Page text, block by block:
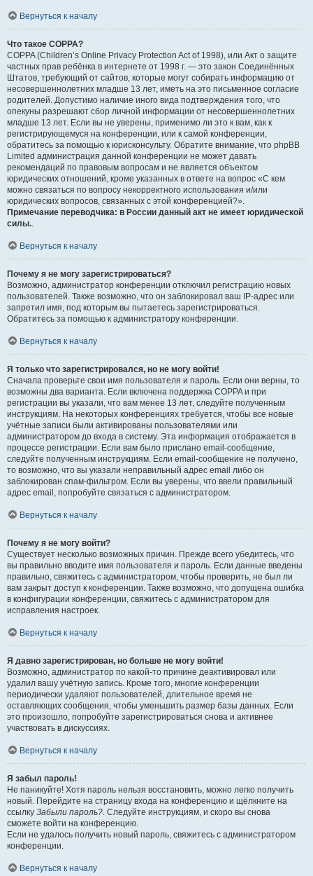
Вернуться к началу
Что такое COPPA?
COPPA (Children’s Online Privacy Protection Act of 1998), или Акт о защите
частных прав ребёнка в интернете от 1998 г. — это закон Соединённых
Штатов, требующий от сайтов, которые могут собирать информацию от
несовершеннолетних младше 13 лет, иметь на это письменное согласие
родителей. Допустимо наличие иного вида подтверждения того, что
опекуны разрешают сбор личной информации от несовершеннолетних
младше 13 лет. Если вы не уверены, применимо ли это к вам, как к
регистрирующемуся на конференции, или к самой конференции,
обратитесь за помощью к юрисконсульту. Обратите внимание, что phpBB
Limited администрация данной конференции не может давать
рекомендаций по правовым вопросам и не является объектом
юридических отношений, кроме указанных в ответе на вопрос «С кем
можно связаться по вопросу некорректного использования и/или
юридических вопросов, связанных с этой конференцией?».
Примечание переводчика: в России данный акт не имеет юридической
силы..
Вернуться к началу
Почему я не могу зарегистрироваться?
Возможно, администратор конференции отключил регистрацию новых
пользователей. Также возможно, что он заблокировал ваш IP-адрес или
запретил имя, под которым вы пытаетесь зарегистрироваться.
Обратитесь за помощью к администратору конференции.
Вернуться к началу
Я только что зарегистрировался, но не могу войти!
Сначала проверьте свои имя пользователя и пароль. Если они верны, то
возможны два варианта. Если включена поддержка COPPA и при
регистрации вы указали, что вам менее 13 лет, следуйте полученным
инструкциям. На некоторых конференциях требуется, чтобы все новые
учётные записи были активированы пользователями или
администратором до входа в систему. Эта информация отображается в
процессе регистрации. Если вам было прислано email-сообщение,
следуйте полученным инструкциям. Если email-сообщение не получено,
то возможно, что вы указали неправильный адрес email либо он
заблокирован спам-фильтром. Если вы уверены, что ввели правильный
адрес email, попробуйте связаться с администратором.
Вернуться к началу
Почему я не могу войти?
Существует несколько возможных причин. Прежде всего убедитесь, что
вы правильно вводите имя пользователя и пароль. Если данные введены
правильно, свяжитесь с администратором, чтобы проверить, не был ли
вам закрыт доступ к конференции. Также возможно, что допущена ошибка
в конфигурации конференции, свяжитесь с администратором для
исправления настроек.
Вернуться к началу
Я давно зарегистрирован, но больше не могу войти!
Возможно, администратор по какой-то причине деактивировал или
удалил вашу учётную запись. Кроме того, многие конференции
периодически удаляют пользователей, длительное время не
оставляющих сообщения, чтобы уменьшить размер базы данных. Если
это произошло, попробуйте зарегистрироваться снова и активнее
участвовать в дискуссиях.
Вернуться к началу
Я забыл пароль!
Не паникуйте! Хотя пароль нельзя восстановить, можно легко получить
новый. Перейдите на страницу входа на конференцию и щёлкните на
ссылку Забыли пароль?. Следуйте инструкциям, и скоро вы снова
сможете войти на конференцию.
Если не удалось получить новый пароль, свяжитесь с администратором
конференции.
Вернуться к началу